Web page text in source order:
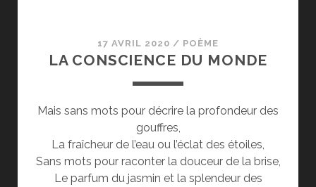
17 AVRIL 2020 / POÈME
LA CONSCIENCE DU MONDE
Mais sans mots pour décrire la profondeur des
gouffres,
La fraîcheur de l’eau ou l’éclat des étoiles,
Sans mots pour raconter la douceur de la brise,
Le parfum du jasmin et la splendeur des